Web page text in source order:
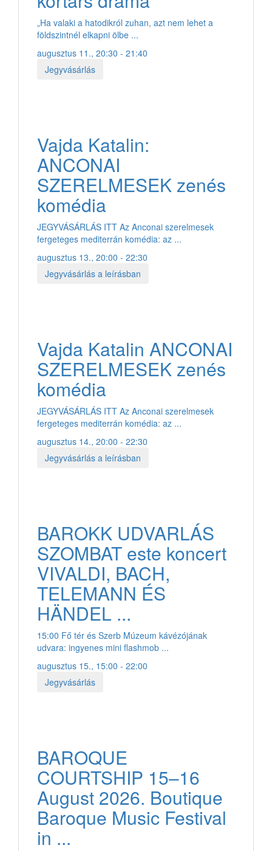
„Ha valaki a hatodikról zuhan, azt nem lehet a
földszintnél elkapni ölbe ...
augusztus 11., 20:30 - 21:40
Jegyvásárlás
Vajda Katalin:
ANCONAI
SZERELMESEK zenés
komédia
JEGYVÁSÁRLÁS ITT Az Anconai szerelmesek
fergeteges mediterrán komédia: az ...
augusztus 13., 20:00 - 22:30
Jegyvásárlás a leírásban
Vajda Katalin ANCONAI
SZERELMESEK zenés
komédia
JEGYVÁSÁRLÁS ITT Az Anconai szerelmesek
fergeteges mediterrán komédia: az ...
augusztus 14., 20:00 - 22:30
Jegyvásárlás a leírásban
BAROKK UDVARLÁS
SZOMBAT este koncert
VIVALDI, BACH,
TELEMANN ÉS
HÄNDEL ...
15:00 Fő tér és Szerb Múzeum kávézójának
udvara: ingyenes mini flashmob ...
augusztus 15., 15:00 - 22:00
Jegyvásárlás
BAROQUE
COURTSHIP 15–16
August 2026. Boutique
Baroque Music Festival
in ...